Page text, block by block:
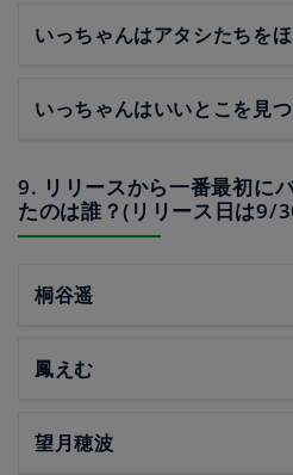
いっちゃんはアタシたちを
いっちゃんはいいとこを見
9. リリースから一番最初に
たのは誰？(リリース日は9/
桐谷遥
鳳えむ
望月穂波